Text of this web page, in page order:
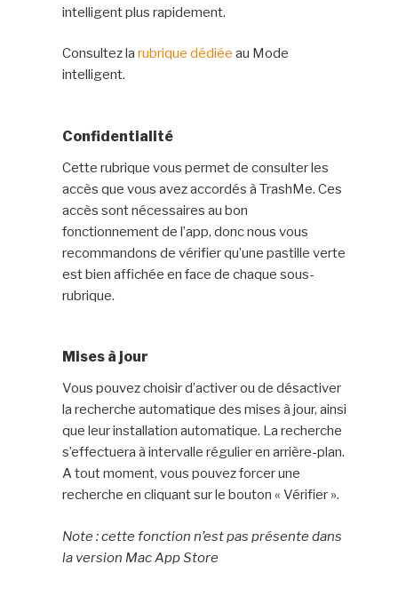
intelligent plus rapidement.
Consultez la rubrique dédiée au Mode
intelligent.
Confidentialité
Cette rubrique vous permet de consulter les
accès que vous avez accordés à TrashMe. Ces
accès sont nécessaires au bon
fonctionnement de l’app, donc nous vous
recommandons de vérifier qu’une pastille verte
est bien affichée en face de chaque sous-
rubrique.
Mises à jour
Vous pouvez choisir d’activer ou de désactiver
la recherche automatique des mises à jour, ainsi
que leur installation automatique. La recherche
s’effectuera à intervalle régulier en arrière-plan.
A tout moment, vous pouvez forcer une
recherche en cliquant sur le bouton « Vérifier ».
Note : cette fonction n’est pas présente dans
la version Mac App Store